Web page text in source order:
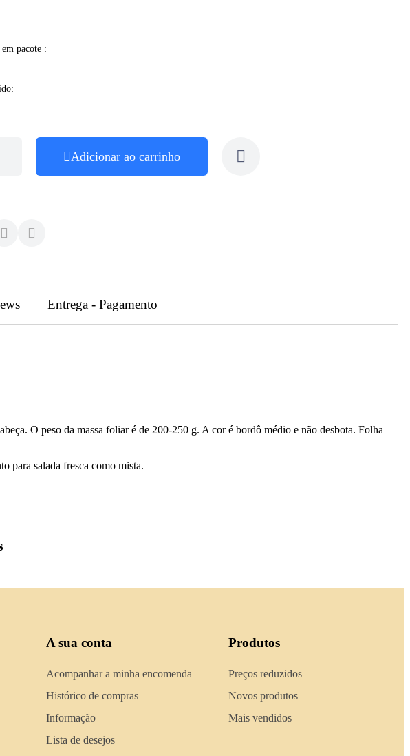
em pacote :
Adicionar ao carrinho
Entrega - Pagamento
O peso da massa foliar é de 200-250 g. A cor é bordô médio e não desbota. Folha
para salada fresca como mista.
A sua conta
Acompanhar a minha encomenda
Histórico de compras
Informação
Lista de desejos
Produtos
Preços reduzidos
Novos produtos
Mais vendidos